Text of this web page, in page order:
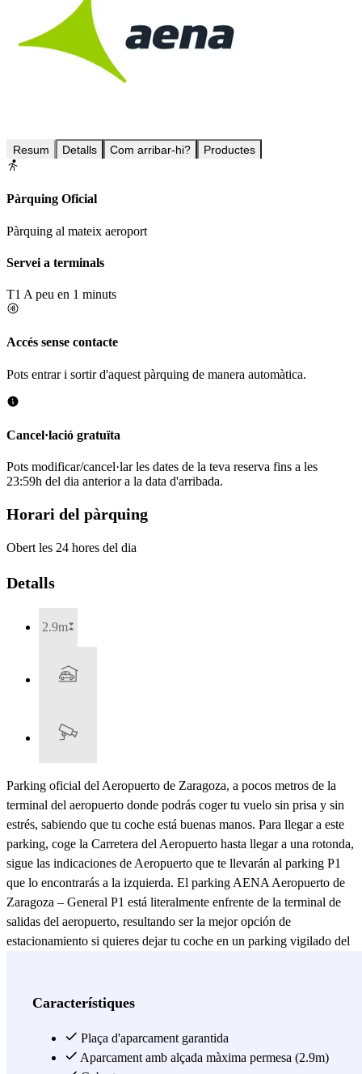
Resum Detalls Com arribar-hi? Productes
Pàrquing Oficial
Pàrquing al mateix aeroport
Servei a terminals
T1 A peu en 1 minuts
Accés sense contacte
Pots entrar i sortir d'aquest pàrquing de manera automàtica.
Cancel·lació gratuïta
Pots modificar/cancel·lar les dates de la teva reserva fins a les
23:59h del dia anterior a la data d'arribada.
Horari del pàrquing
Obert les 24 hores del dia
Detalls
2.9m
Parking oficial del Aeropuerto de Zaragoza, a pocos metros de la
terminal del aeropuerto donde podrás coger tu vuelo sin prisa y sin
estrés, sabiendo que tu coche está buenas manos. Para llegar a este
parking, coge la Carretera del Aeropuerto hasta llegar a una rotonda,
sigue las indicaciones de Aeropuerto que te llevarán al parking P1
que lo encontrarás a la izquierda. El parking AENA Aeropuerto de
Zaragoza – General P1 está literalmente enfrente de la terminal de
salidas del aeropuerto, resultando ser la mejor opción de
estacionamiento si quieres dejar tu coche en un parking vigilado del
más: este parking cubierto está a solo 1 minuto andando de la
cuando llegues, podrás sin problema aparcar en el parking AENA
Aeropuerto de Zaragoza – General P1, con total seguridad. Gracias
Característiques
Plaça d'aparcament garantida
Aparcament amb alçada màxima permesa (2.9m)